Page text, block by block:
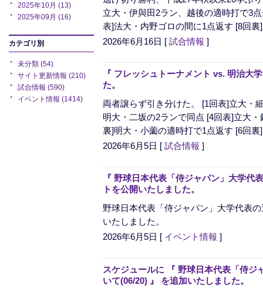
2025年10月 (13)
2025年09月 (16)
カテゴリ別
未分類 (54)
サイト更新情報 (210)
試合情報 (590)
イベント情報 (1414)
立大・伊與田2ラン、越後の適時打で3
表]法大・内野ゴロの間に1点返す [8回
2026年6月16日 [ 試合情報 ]
『 フレッシュトーナメント vs. 明治大
た。
両者譲らず引き分けた。 [1回表]立大・
明大・二坂の2ランで同点 [4回表]立大
裏]明大・小薗の適時打で1点返す [6回
2026年6月5日 [ 試合情報 ]
『 野球日本代表「侍ジャパン」大学
トを公開いたしました。
野球日本代表「侍ジャパン」大学代表
いたしました。
2026年6月5日 [ イベント情報 ]
スケジュールに 『 野球日本代表「侍
いて(06/20) 』 を追加いたしました。